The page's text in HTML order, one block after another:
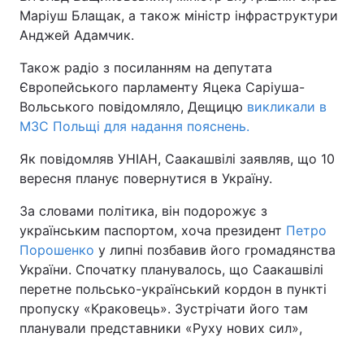
Маріуш Блащак, а також міністр інфраструктури
Анджей Адамчик.
Також радіо з посиланням на депутата
Європейського парламенту Яцека Саріуша-
Вольського повідомляло, Дещицю викликали в
МЗС Польщі для надання пояснень.
Як повідомляв УНІАН, Саакашвілі заявляв, що 10
вересня планує повернутися в Україну.
За словами політика, він подорожує з
українським паспортом, хоча президент Петро
Порошенко у липні позбавив його громадянства
України. Спочатку планувалось, що Саакашвілі
перетне польсько-український кордон в пункті
пропуску «Краковець». Зустрічати його там
планували представники «Руху нових сил»,